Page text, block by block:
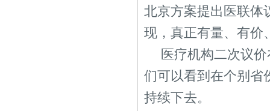
北京方案提出医联体
现，真正有量、有价
医疗机构二次议
们可以看到在个别省
持续下去。